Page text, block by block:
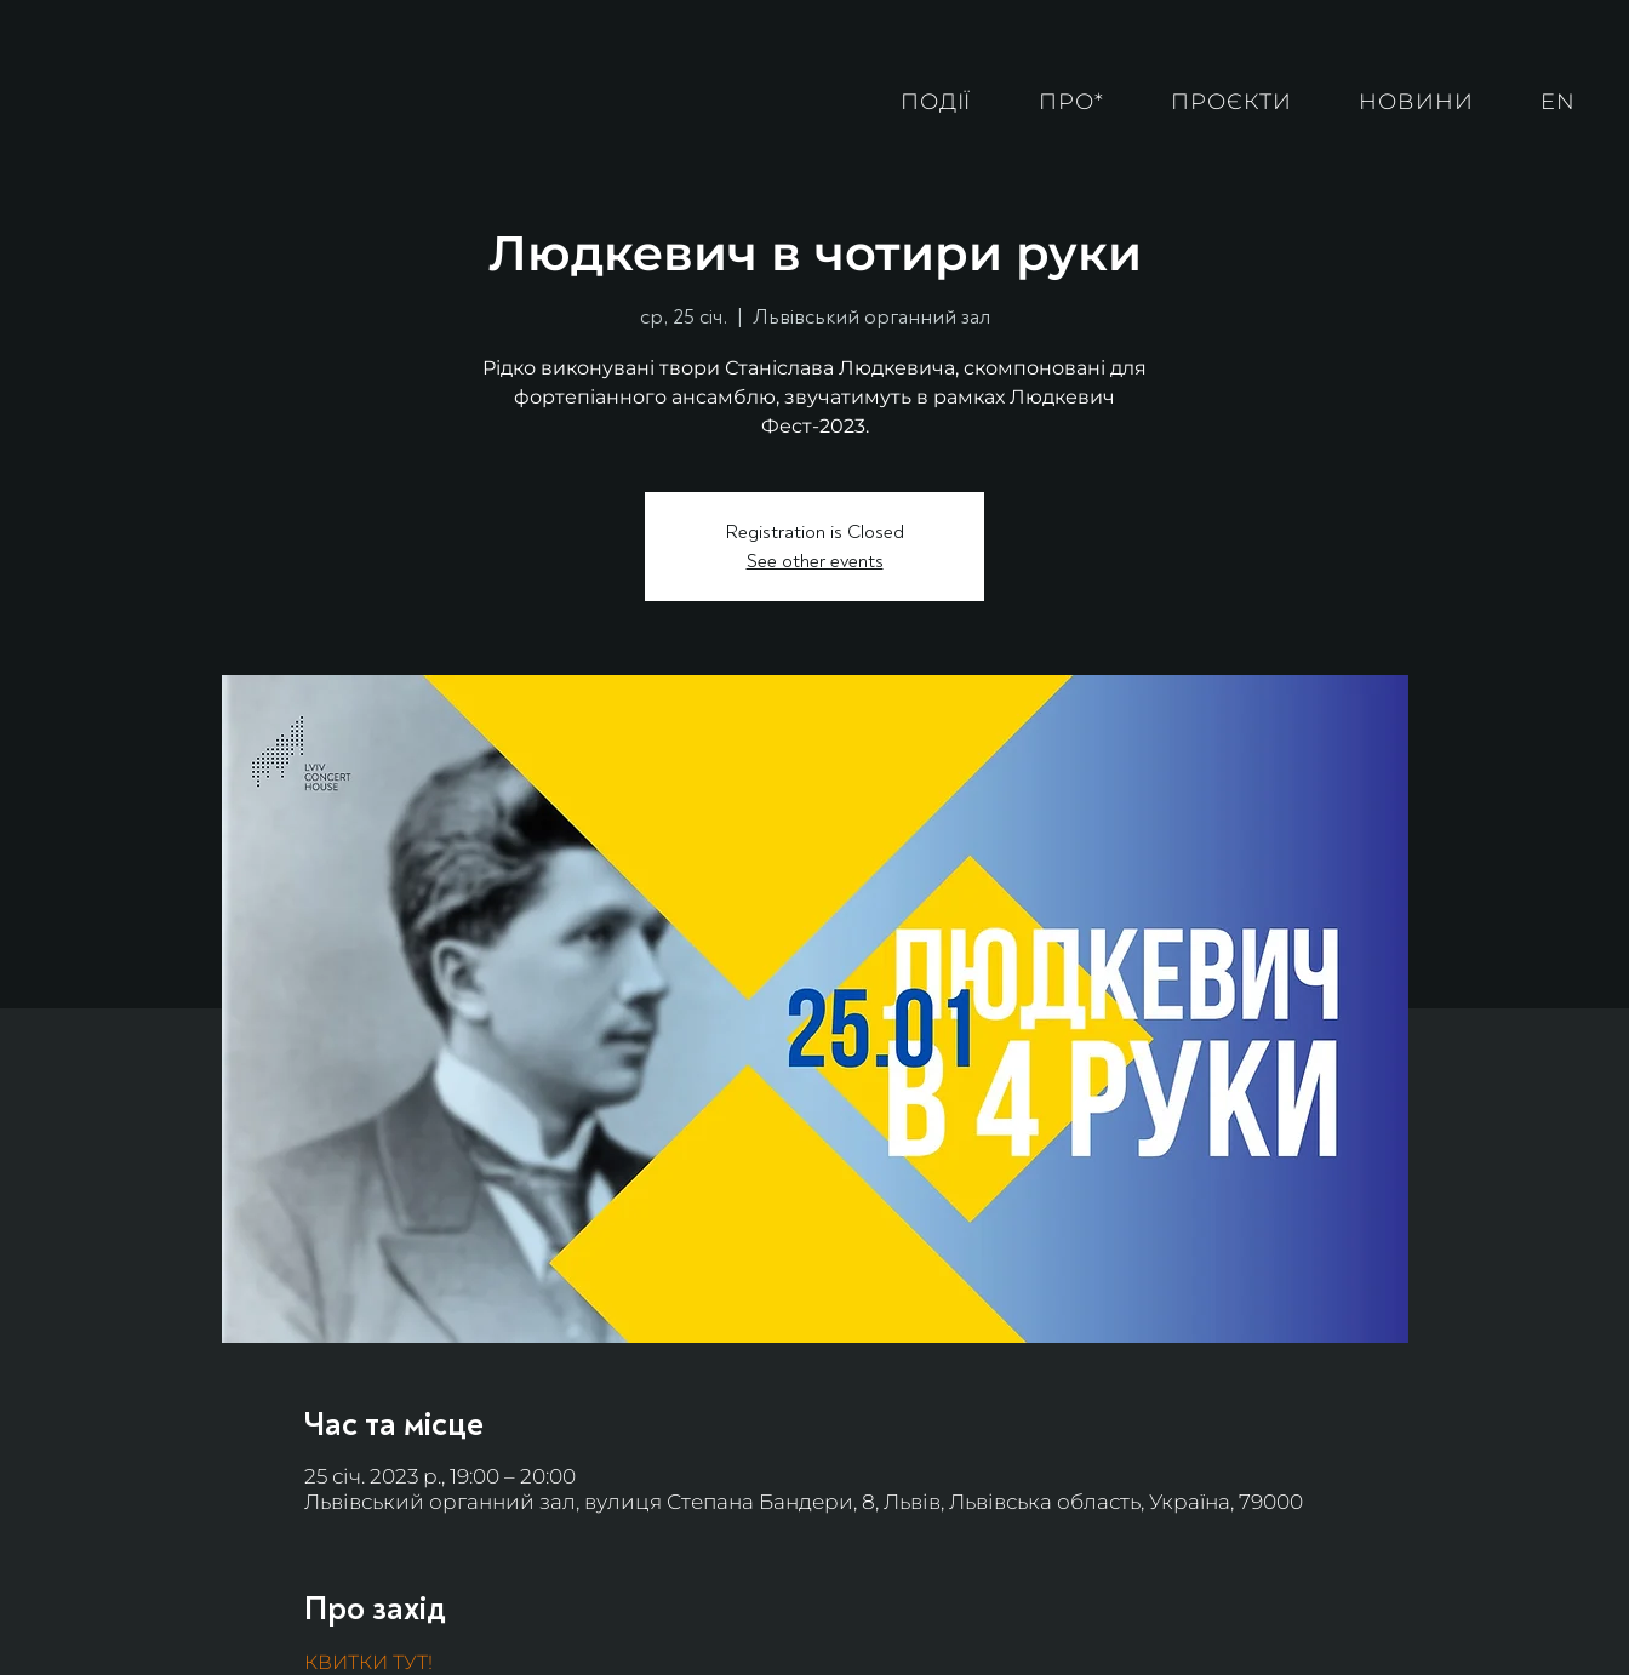
ПОДІЇ ПРО* ПРОЄКТИ НОВИНИ EN
Людкевич в чотири руки
ср, 25 січ.
  |
Львівський органний зал
Рідко виконувані твори Станіслава Людкевича, скомпоновані для
фортепіанного ансамблю, звучатимуть в рамках Людкевич
Фест-2023.
Registration is Closed
See other events
Час та місце
25 січ. 2023 р., 19:00 – 20:00
Львівський органний зал, вулиця Степана Бандери, 8, Львів, Львівська область, Україна, 79000
Про захід
КВИТКИ ТУТ!